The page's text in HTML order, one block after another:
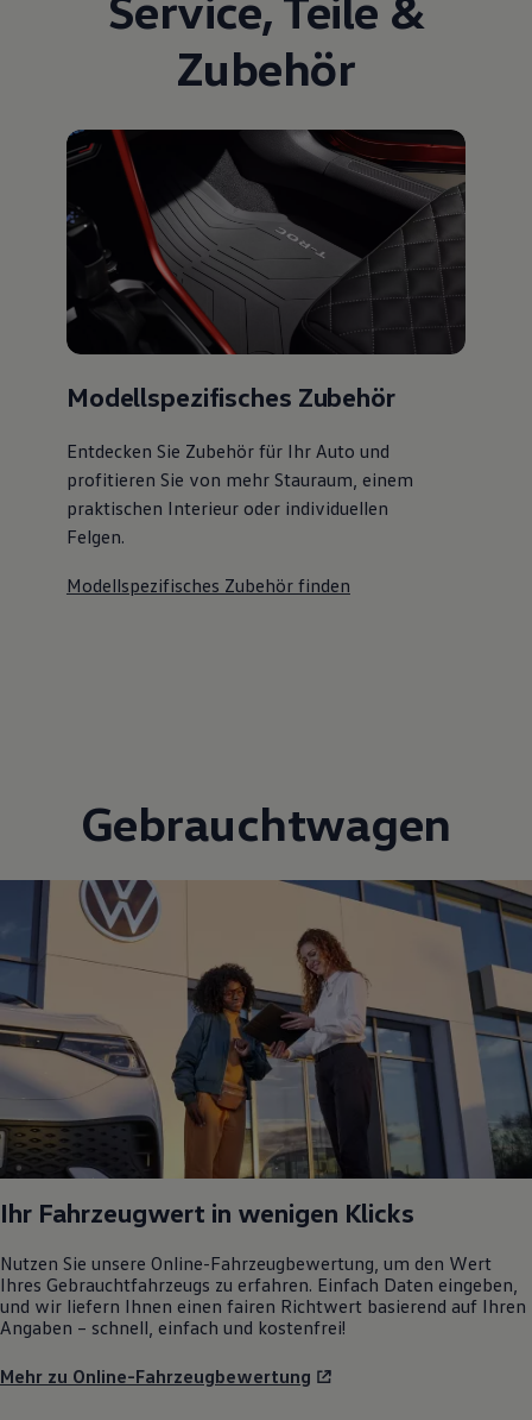
Zubehör
Modellspezifisches Zubehör
Entdecken Sie Zubehör für Ihr Auto und
profitieren Sie von mehr Stauraum, einem
praktischen Interieur oder individuellen
Felgen.
Modellspezifisches Zubehör finden
Gebrauchtwagen
Ihr Fahrzeugwert in wenigen Klicks
Nutzen Sie unsere Online-Fahrzeugbewertung, um den Wert
Ihres Gebrauchtfahrzeugs zu erfahren. Einfach Daten eingeben,
und wir liefern Ihnen einen fairen Richtwert basierend auf Ihren
Angaben – schnell, einfach und kostenfrei!
Mehr zu Online-Fahrzeugbewertung